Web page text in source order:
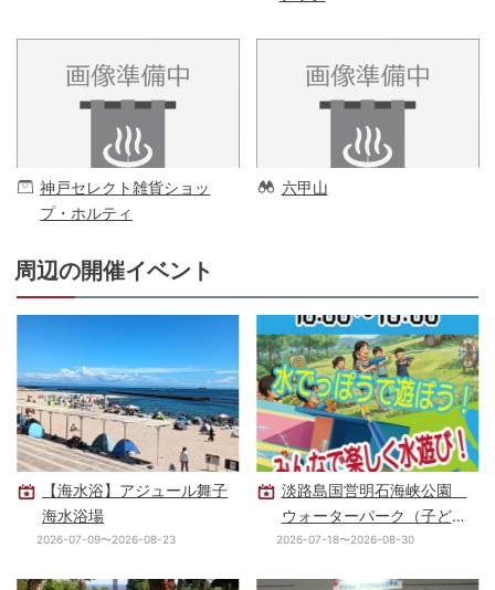
神戸セレクト雑貨ショッ
プ・ホルティ
六甲山
周辺の開催イベント
【海水浴】アジュール舞子
海水浴場
2026-07-09〜2026-08-23
淡路島国営明石海峡公園
ウォーターパーク（子ども
の水遊び場）
2026-07-18〜2026-08-30